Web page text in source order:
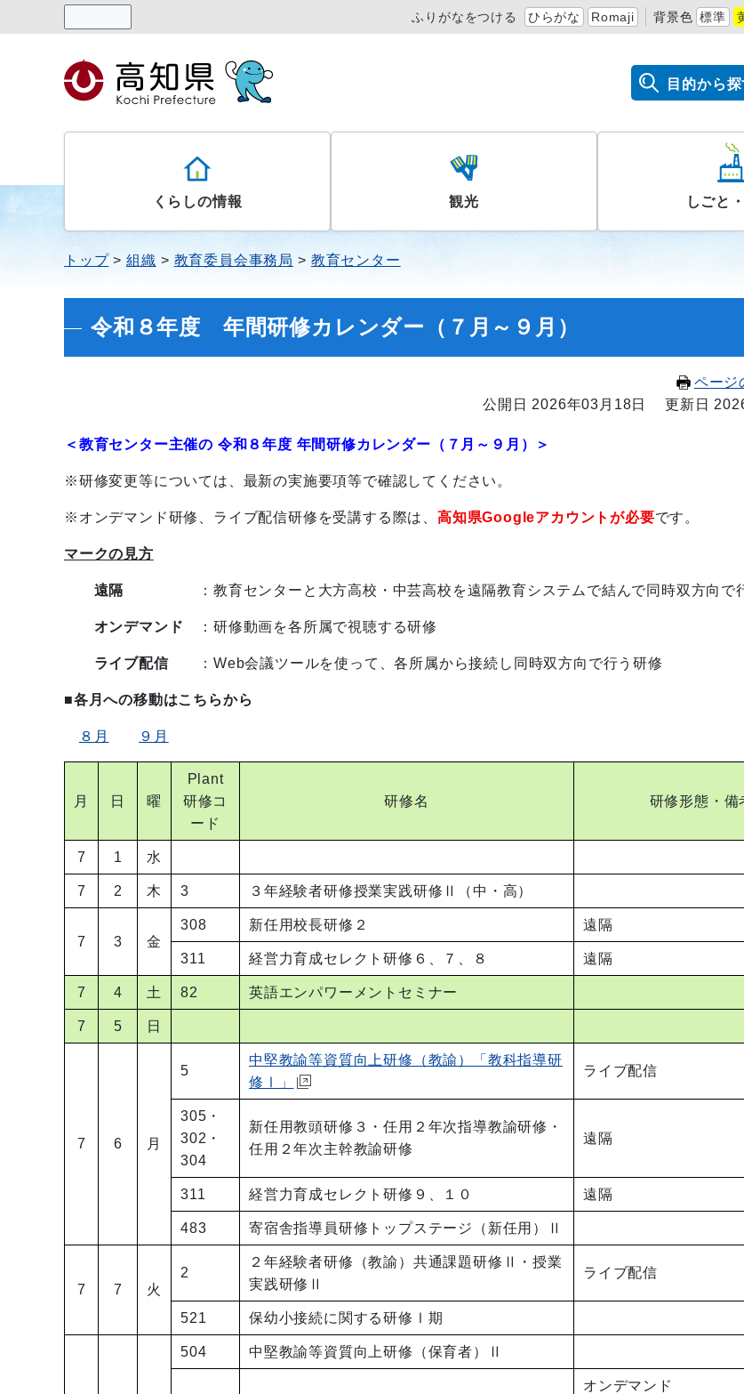
ふりがなをつける ひらがな Romaji 背景色 標準
目的から探
くらしの情報 観光 しごと
トップ 組織 教育委員会事務局 教育センター
令和８年度 年間研修カレンダー（７月～９月）
ページ
公開日 2026年03月18日
更新日
＜教育センター主催の 令和８年度 年間研修カレンダー（７月～９月）＞
※研修変更等については、最新の実施要項等で確認してください。
※オンデマンド研修、ライブ配信研修を受講する際は、 高知県Googleアカウントが必要です。
マークの見方
遠隔 ：教育センターと大方高校・中芸高校を遠隔教育システムで結んで同時双方向で
オンデマンド ：研修動画を各所属で視聴する研修
ライブ配信 ：Web会議ツールを使って、各所属から接続し同時双方向で行う研
■各月への移動はこちらから
８月 ９月
月 日 曜
Plant
研修コ
ード
研修名 研修形態・備
7 1 水
7 2 木 3 ３年経験者研修授業実践研修Ⅱ（中・高）
7 3 金
308 新任用校長研修２ 遠隔
311 経営力育成セレクト研修６、７、８ 遠隔
7 4 土 82 英語エンパワーメントセミナー
7 5 日
7 6 月
5
中堅教諭等資質向上研修（教諭）「教科指導研
修Ⅰ」
ライブ配信
305・
302・
304
新任用教頭研修３・任用２年次指導教諭研修・
任用２年次主幹教諭研修
遠隔
311 経営力育成セレクト研修９、１０ 遠隔
483 寄宿舎指導員研修トップステージ（新任用）Ⅱ
7 7 火
2
２年経験者研修（教諭）共通課題研修Ⅱ・授業
実践研修Ⅱ
ライブ配信
521 保幼小接続に関する研修Ⅰ期
504 中堅教諭等資質向上研修（保育者）Ⅱ
オンデマンド